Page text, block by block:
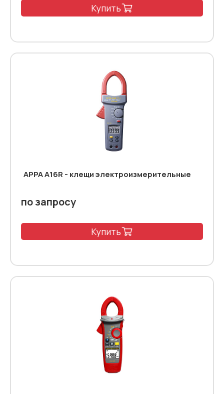
Купить
АРРА A16R - клещи электроизмерительные
по запросу
Купить